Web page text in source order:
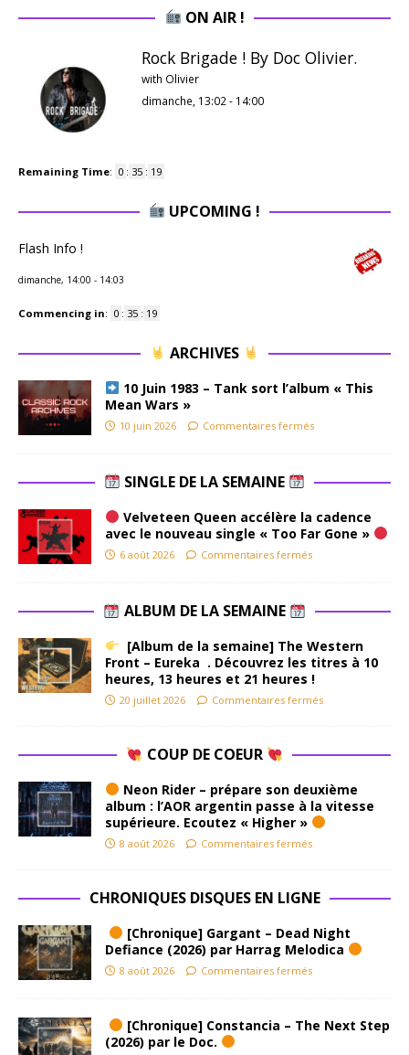
ON AIR !
Rock Brigade ! By Doc Olivier.
with Olivier
dimanche, 13:02 - 14:00
Remaining Time: 0 : 35 : 18
UPCOMING !
Flash Info !
dimanche, 14:00 - 14:03
Commencing in: 0 : 35 : 18
ARCHIVES
10 Juin 1983 – Tank sort l’album « This
Mean Wars »
10 juin 2026 Commentaires fermés
SINGLE DE LA SEMAINE
Velveteen Queen accélère la cadence
avec le nouveau single « Too Far Gone »
6 août 2026 Commentaires fermés
ALBUM DE LA SEMAINE
[Album de la semaine] The Western
Front – Eureka . Découvrez les titres à 10
heures, 13 heures et 21 heures !
20 juillet 2026 Commentaires fermés
COUP DE COEUR
Neon Rider – prépare son deuxième
album : l’AOR argentin passe à la vitesse
supérieure. Ecoutez « Higher »
8 août 2026 Commentaires fermés
CHRONIQUES DISQUES EN LIGNE
[Chronique] Gargant – Dead Night
Defiance (2026) par Harrag Melodica
8 août 2026 Commentaires fermés
[Chronique] Constancia – The Next Step
(2026) par le Doc.